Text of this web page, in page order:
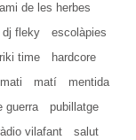
de les herbes
dj fleky
escolàpies
time
hardcore
mati matí
mentida
guerra
pubillatge
vilafant
salut